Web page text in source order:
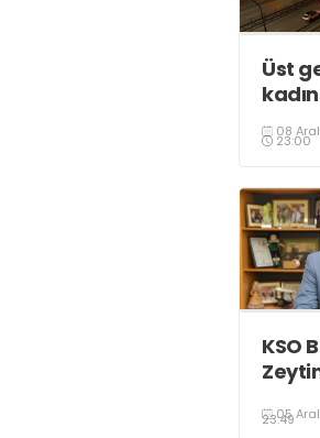
Üst
karşı
08
23:00
KSO
05
23:49